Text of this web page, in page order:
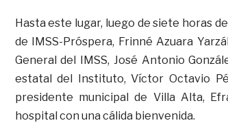
Hasta este lugar, luego de siete horas
de IMSS-Próspera, Frinné Azuara
General del IMSS, José Antonio
estatal del Instituto, Víctor Octavio
presidente municipal de Villa Alta,
hospital con una cálida bienvenida.